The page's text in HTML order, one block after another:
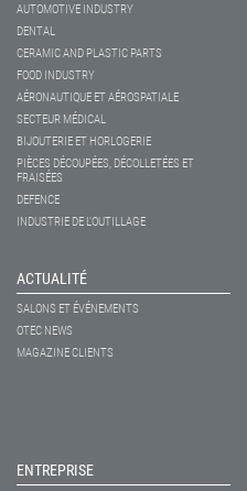
AUTOMOTIVE INDUSTRY
DENTAL
CERAMIC AND PLASTIC PARTS
FOOD INDUSTRY
AÉRONAUTIQUE ET AÉROSPATIALE
SECTEUR MÉDICAL
BIJOUTERIE ET HORLOGERIE
PIÈCES DÉCOUPÉES, DÉCOLLETÉES ET
FRAISÉES
DEFENCE
INDUSTRIE DE L'OUTILLAGE
ACTUALITÉ
SALONS ET ÉVÉNEMENTS
OTEC NEWS
MAGAZINE CLIENTS
ENTREPRISE